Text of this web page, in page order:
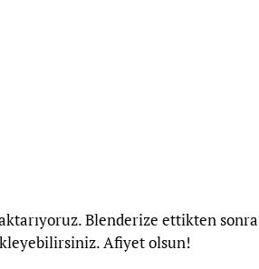
Blenderize ettikten sonra
Afiyet olsun!